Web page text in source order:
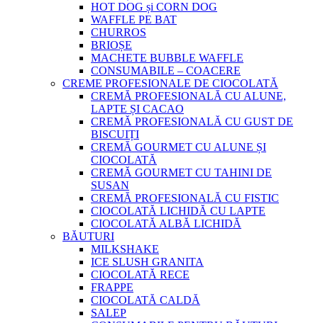
HOT DOG și CORN DOG
WAFFLE PE BAT
CHURROS
BRIOȘE
MACHETE BUBBLE WAFFLE
CONSUMABILE – COACERE
CREME PROFESIONALE DE CIOCOLATĂ
CREMĂ PROFESIONALĂ CU ALUNE,
LAPTE ȘI CACAO
CREMĂ PROFESIONALĂ CU GUST DE
BISCUIȚI
CREMĂ GOURMET CU ALUNE ȘI
CIOCOLATĂ
CREMĂ GOURMET CU TAHINI DE
SUSAN
CREMĂ PROFESIONALĂ CU FISTIC
CIOCOLATĂ LICHIDĂ CU LAPTE
CIOCOLATĂ ALBĂ LICHIDĂ
BĂUTURI
MILKSHAKE
ICE SLUSH GRANITA
CIOCOLATĂ RECE
FRAPPE
CIOCOLATĂ CALDĂ
SALEP